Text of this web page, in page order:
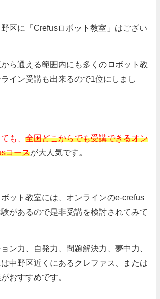
区に「Crefusロボット教室」はござい
ら通える範囲内にも多くのロボット教
イン受講も出来るので1位にしまし
も、 全国どこからでも受講できるオン
コースが大人気です。
ット教室には、オンラインのe-crefus
があるので是非受講を検討されてみて
ン力、自発力、問題解決力、夢中力、
中野区近くにあるクレファス、または
おすすめです。